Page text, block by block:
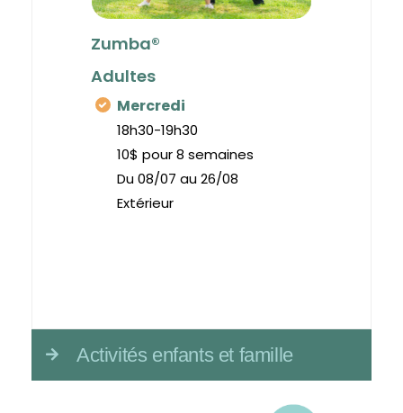
Zumba®
Adultes
Mercredi
18h30-19h30
10$ pour 8 semaines
Du 08/07 au 26/08
Extérieur
Activités enfants et famille